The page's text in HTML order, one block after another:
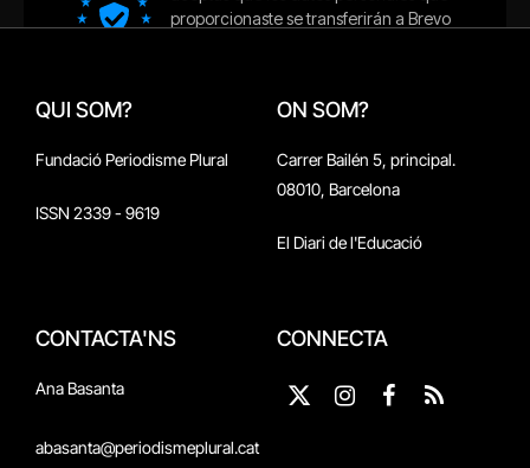
QUI SOM?
Fundació Periodisme Plural
ISSN 2339 - 9619
ON SOM?
Carrer Bailén 5, principal.
08010, Barcelona
El Diari de l'Educació
CONTACTA'NS
Ana Basanta
abasanta@periodismeplural.cat
CONNECTA
X
Instagram
Facebook
RSS